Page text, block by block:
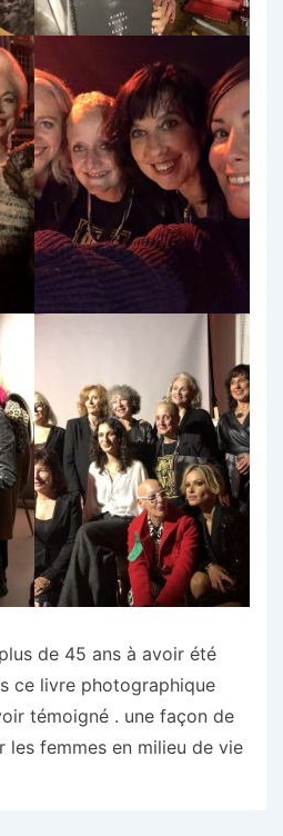
de 45 ans à avoir été
ce livre photographique
témoigné . une façon de
les femmes en milieu de vie